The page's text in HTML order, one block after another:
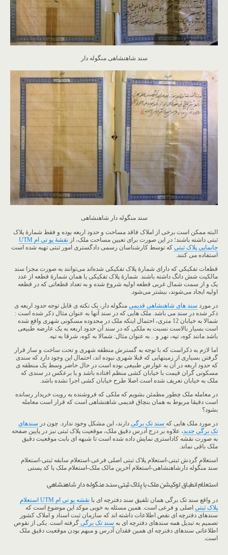
سند شاهنشاهی منگوله دار
سند منگوله دار شاهنشاهی
البته ممکن است برخی از املاک فاقد مساحت و حدود اربعه بوده و فقط شمارۀ پلاک
ثبتی داشته باشند؛ در این صورت برای تعیین مساحت ملک، از
نقشۀ یو تی ام UTM
جانمایی پلاک ثبتی که توسط کارشناسان رسمی دادگستری امور ثبتی تهیه شده است
استفاده می کنند.
قطعات تفکیکی که دارای شمارۀ پلاک تفکیکی شده‌اند می‌توانند به صورت مجزا سند
مالکیت شش دانگ داشته باشند. شمارۀ پلاک تفکیکی یا همان شمارۀ قطعه از عدد
یک و از سمت شمال غربی قطعه اولیه شروع شده و به تعداد قطعاتی که در قطعه
اولیه ایجاد می‌شوند، بیشتر می‌شود.
در مورد سند های شاهنشاهی قدیمی منگوله دار، یک نکته ی قابل توجه حدود اربعه ی
ذکر شده در سند می باشد. ملک هایی که در سند آنها به عنوان مثال ذکر شده است :
شمالا به خیابان 12 متری، احتمال اینکه ملک در محدوده مسکونی شهری واقع شده
است بسیار بالاست نسبت به ملکی که در سند آن حدود اربعه به یک عارضه طبیعی
باشد مانند کوه، تپه، نهر و .. به عنوان مثال: شمالا به کوه، شرقا به تپه.
اما لازم به ذکراست که با توجه به گسترش منطقه شهری و تحت ساخت و ساز قرار
گرفتن بسیاری از زمینهایی که قبلا شهری نبوده اند، احتمال این وجود دارد که سندی
که حدود اربعه در آن به عوارض طبیعی بوده است در حال حاضر وسط یک منطقه ی
مسکونی گران قیمت با خیابان کشی منظم افتاده باشد و یا برعکس در سندی که
ملک به خیابان تعریف شده است اصلا طرح خیابان کشی اجرا نشده باشد.
در معامله ملک چطور مطمئن بشویم که ملکی که فروشنده به رویت خریدار رسانده
است دقیقا مربوط به همان بنچاق قدیمی شاهنشاهی است که قرار است معامله
بشود؟
در مورد ملک هایی که سند تک برگی دارند، این مشکل وجود ندارد. چون در سندهای
تک برگی جدید، علاوه بر درج آدرس دقیق ملک، موقعیت پلاک ثبتی نیز در پایین صفحه
به صورت نقشه کاداستری نمایش داده شده است تا شبهه ای بابت موقعیت دقیق
ملک باقی نماند.
استعلام گردش ثبتی-استعلام پلاک ثبتی اصلی فرعی-استعلام سابقه ثبتی-استعلام
سند منگوله دارشاهنشاهی-استعلام آخرین مالک ملک-استعلام ملک با کد پستی
استعلام انطباق لوکیشن ملک با پلاک ثبتی سند منگوله دار شاهنشاهی
در واقع سند تک برگی همان تلفیق سند دفترچه ای با
نقشه یو تی ام UTM استعلام
پلاک ثبتی اصلی و فرعی است. همین مسئله به خوبی موکد این موضوع است که
سندهای دفترچه ای نقص اطلاعات داشته اند که سازمان ثبت اسناد و املاک کشور
تصمیم به تبدیل همه سندهای دفترچه ای به سند تک برگی گرفته است. یکی از نقوص
اطلاعاتی سندهای دفترچه ای همین فقدان آدرس و مبهم بودن موقعیت دقیق ملک
است.